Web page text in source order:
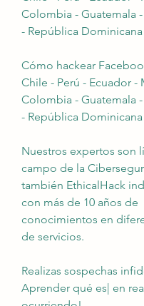
Colombia - Guatemala
- República
Cómo hackear
Chile - Perú - Ecuador -
Colombia - Guatemala
- República
Nuestros expertos son
campo de la
también EthicalHack
con más de 10 años de
conocimientos en
de servicios.
Realizas sospechas
Aprender qué es| en